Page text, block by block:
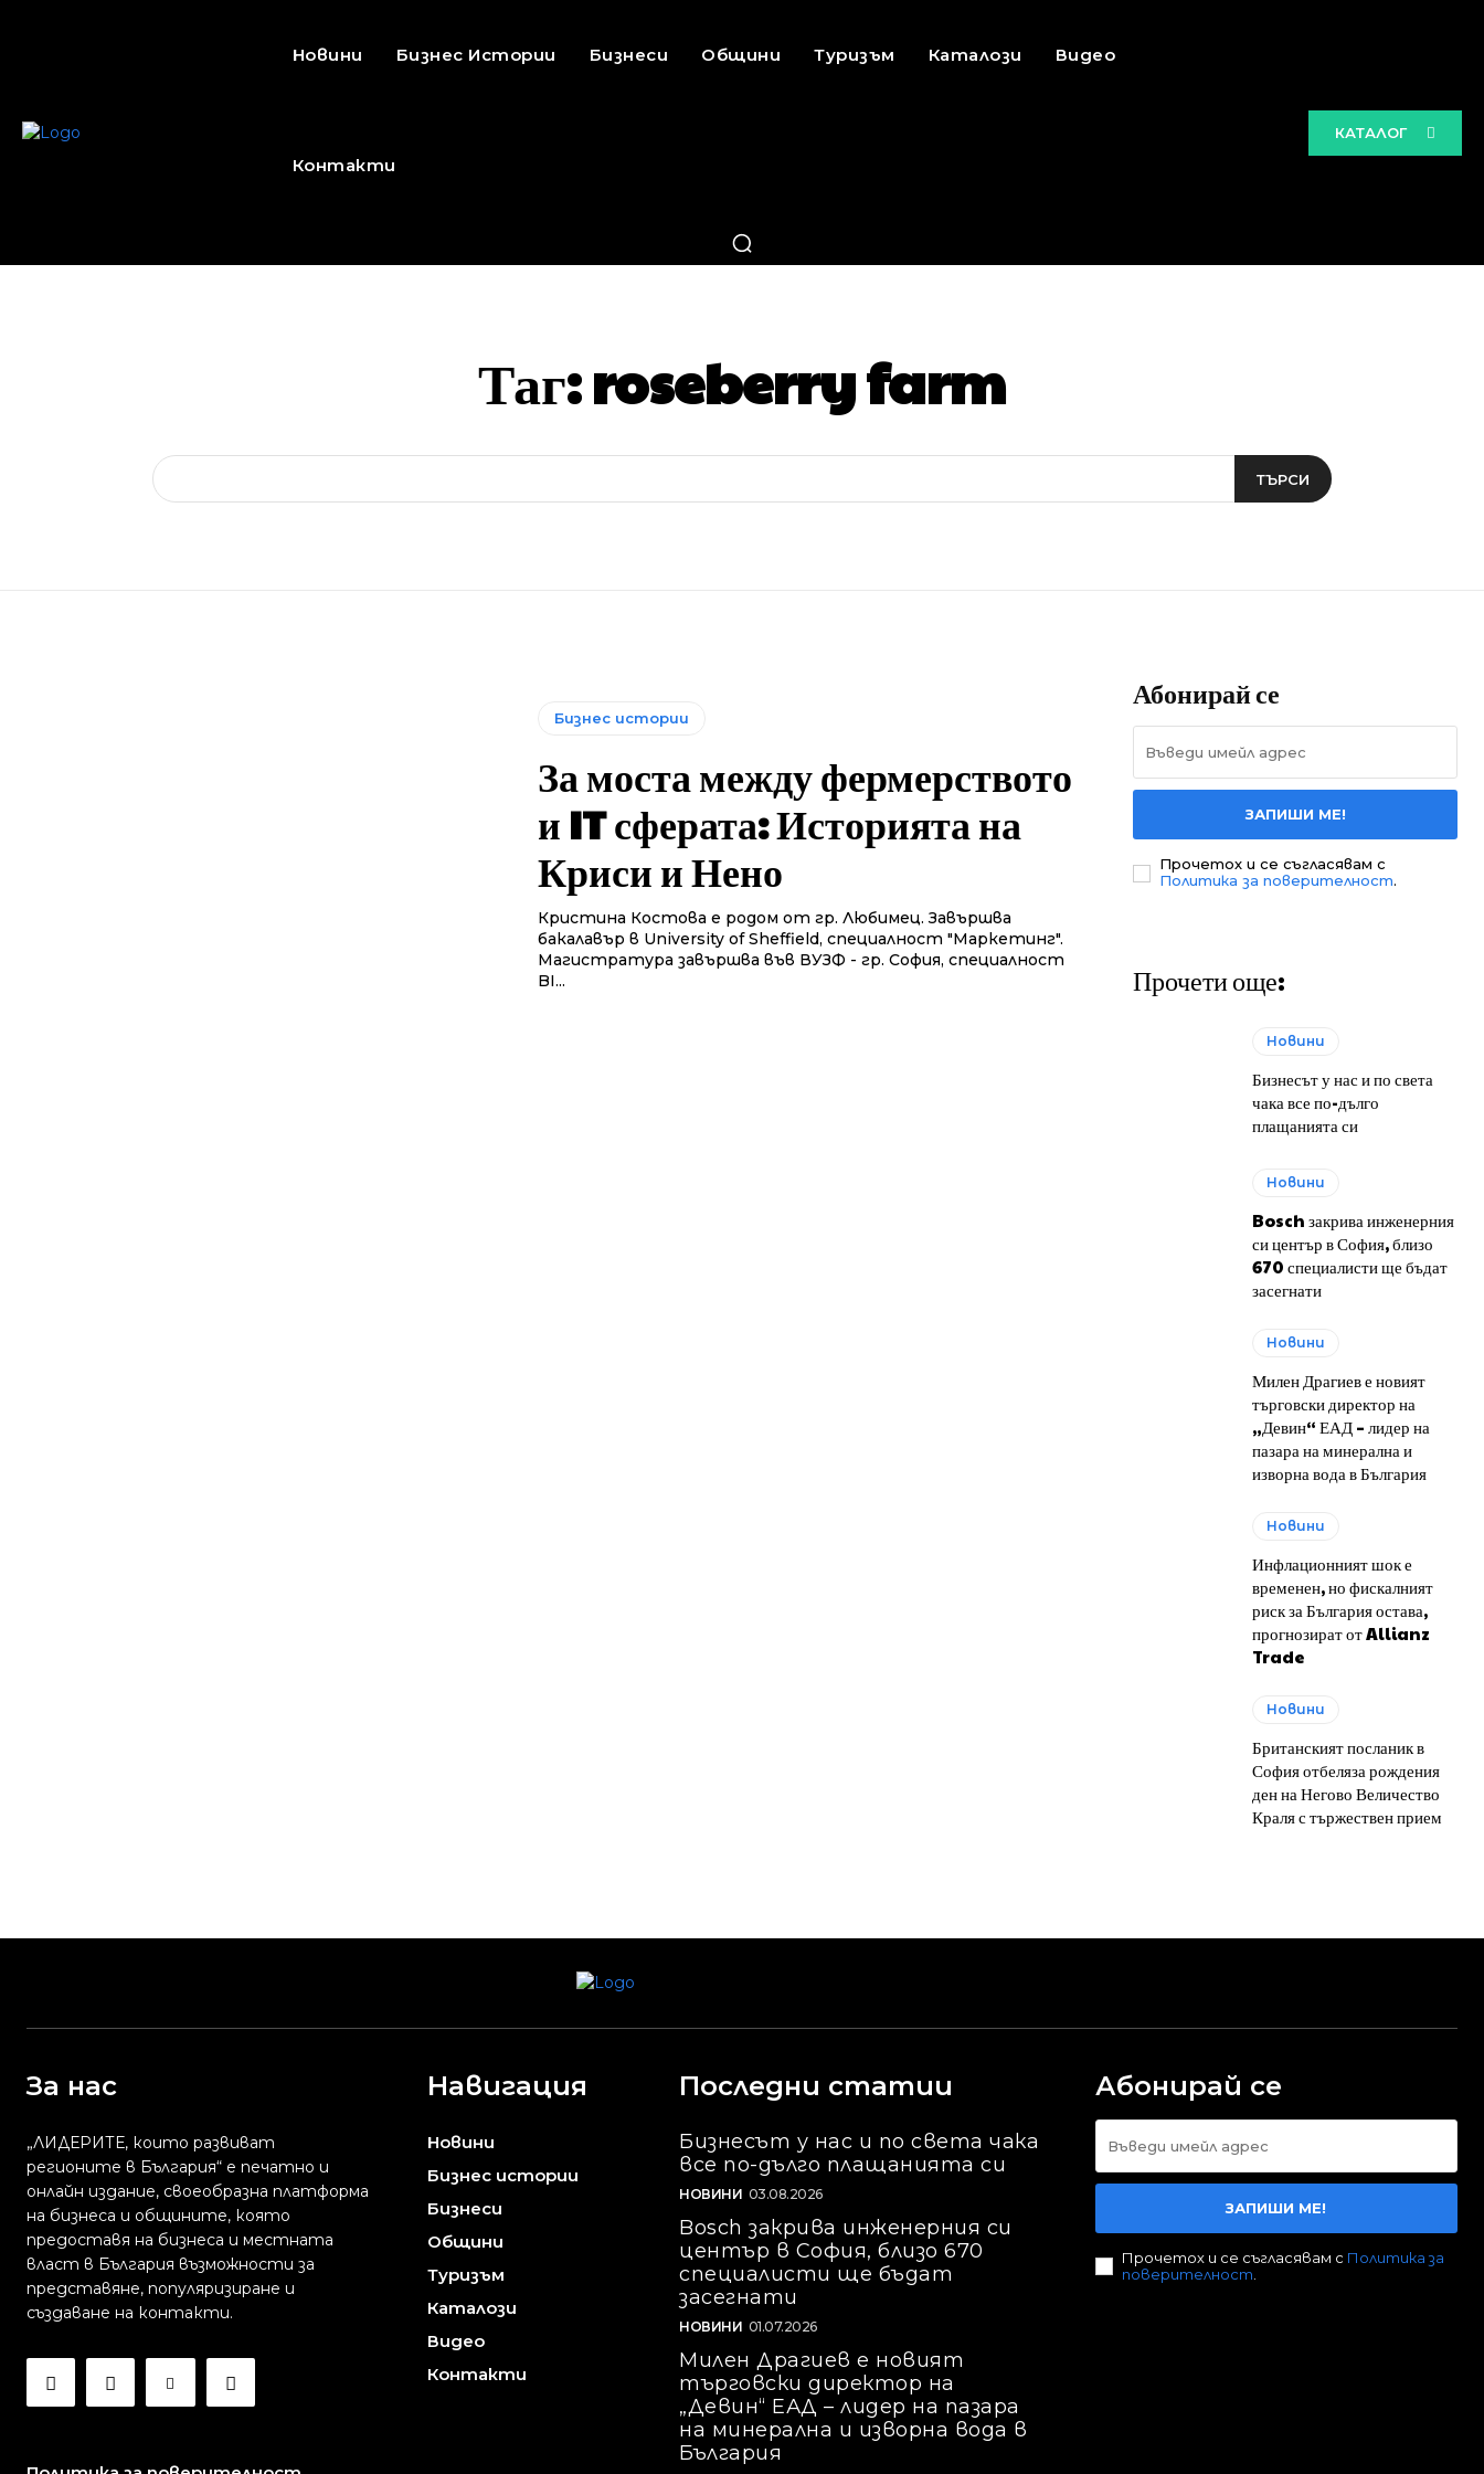
Новини Бизнес Истории Бизнеси Общини Туризъм Каталози Видео
Контакти
КАТАЛОГ
Таг:roseberry farm
ТЪРСИ
Бизнес истории
За моста между фермерството
и IT сферата: Историята на
Криси и Нено
Кристина Костова е родом от гр. Любимец. Завършва
бакалавър в University of Sheffield, специалност "Маркетинг".
Магистратура завършва във ВУЗФ - гр. София, специалност
BI...
Абонирай се
ЗАПИШИ МЕ!
Прочетох и се съгласявам с
Политика за поверителност.
Прочети още:
Новини
Бизнесът у нас и по света
чака все по-дълго
плащанията си
Новини
Bosch закрива инженерния
си център в София, близо
670 специалисти ще бъдат
засегнати
Новини
Милен Драгиев е новият
търговски директор на
„Девин“ ЕАД – лидер на
пазара на минерална и
изворна вода в България
Новини
Инфлационният шок е
временен, но фискалният
риск за България остава,
прогнозират от Allianz
Trade
Новини
Британският посланик в
София отбеляза рождения
ден на Негово Величество
Краля с тържествен прием
За нас
„ЛИДЕРИТЕ, които развиват
регионите в България“ е печатно и
онлайн издание, своеобразна платформа
на бизнеса и общините, която
предоставя на бизнесa и местната
власт в България възможности за
представяне, популяризиране и
създаване на контакти.
Навигация
Новини
Бизнес истории
Бизнеси
Общини
Туризъм
Каталози
Видео
Контакти
Последни статии
Бизнесът у нас и по света чака
все по-дълго плащанията си
НОВИНИ 03.08.2026
Bosch закрива инженерния си
център в София, близо 670
специалисти ще бъдат
засегнати
НОВИНИ 01.07.2026
Милен Драгиев е новият
търговски директор на
„Девин“ ЕАД – лидер на пазара
на минерална и изворна вода в
България
Абонирай се
ЗАПИШИ МЕ!
Прочетох и се съгласявам с Политика за
поверителност